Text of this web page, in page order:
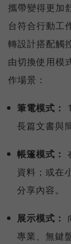
攜帶變得更加
台符合行動工
轉設計搭配觸
由切換使用模
作場景：
筆電模式：
長篇文書與
帳篷模式：
資料；或在
分享內容。
展示模式：
專業、無鍵